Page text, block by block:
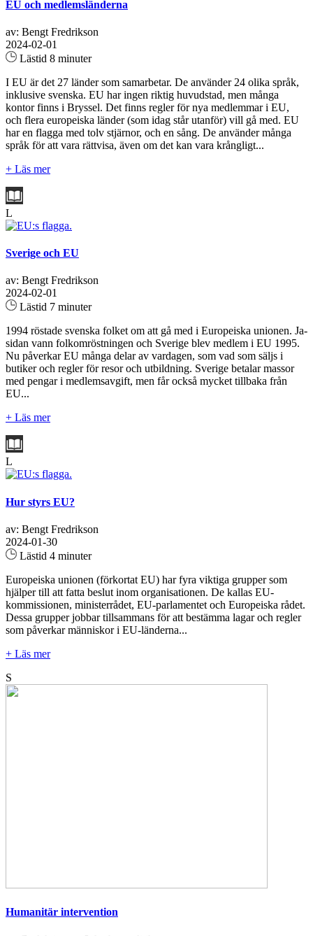
EU och medlemsländerna
av: Bengt Fredrikson
2024-02-01
Lästid 8 minuter
I EU är det 27 länder som samarbetar. De använder 24 olika språk,
inklusive svenska. EU har ingen riktig huvudstad, men många
kontor finns i Bryssel. Det finns regler för nya medlemmar i EU,
och flera europeiska länder (som idag står utanför) vill gå med. EU
har en flagga med tolv stjärnor, och en sång. De använder många
språk för att vara rättvisa, även om det kan vara krångligt...
+ Läs mer
L
Sverige och EU
av: Bengt Fredrikson
2024-02-01
Lästid 7 minuter
1994 röstade svenska folket om att gå med i Europeiska unionen. Ja-
sidan vann folkomröstningen och Sverige blev medlem i EU 1995.
Nu påverkar EU många delar av vardagen, som vad som säljs i
butiker och regler för resor och utbildning. Sverige betalar massor
med pengar i medlemsavgift, men får också mycket tillbaka från
EU...
+ Läs mer
L
Hur styrs EU?
av: Bengt Fredrikson
2024-01-30
Lästid 4 minuter
Europeiska unionen (förkortat EU) har fyra viktiga grupper som
hjälper till att fatta beslut inom organisationen. De kallas EU-
kommissionen, ministerrådet, EU-parlamentet och Europeiska rådet.
Dessa grupper jobbar tillsammans för att bestämma lagar och regler
som påverkar människor i EU-länderna...
+ Läs mer
S
Humanitär intervention